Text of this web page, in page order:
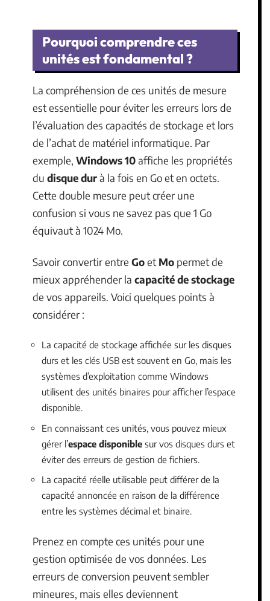
Pourquoi comprendre ces
unités est fondamental ?
La compréhension de ces unités de mesure
est essentielle pour éviter les erreurs lors de
l’évaluation des capacités de stockage et lors
de l’achat de matériel informatique. Par
exemple, Windows 10affiche les propriétés
du disque durà la fois en Go et en octets.
Cette double mesure peut créer une
confusion si vous ne savez pas que 1 Go
équivaut à 1024 Mo.
Savoir convertir entre Goet Mo permet de
mieux appréhender la capacité de stockage
de vos appareils. Voici quelques points à
considérer :
La capacité de stockage affichée sur les disques
durs et les clés USB est souvent en Go, mais les
systèmes d’exploitation comme Windows
utilisent des unités binaires pour afficher l’espace
disponible.
En connaissant ces unités, vous pouvez mieux
gérer l’espace disponible sur vos disques durs et
éviter des erreurs de gestion de fichiers.
La capacité réelle utilisable peut différer de la
capacité annoncée en raison de la différence
entre les systèmes décimal et binaire.
Prenez en compte ces unités pour une
gestion optimisée de vos données. Les
erreurs de conversion peuvent sembler
mineures, mais elles deviennent